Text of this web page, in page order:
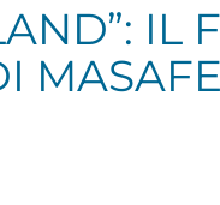
IL